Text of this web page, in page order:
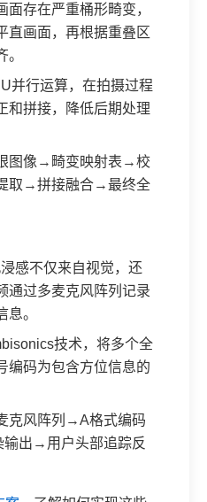
面存在严重桶形畸变，
直画面，再根据重叠区
并行运算，在拍摄过程
和拼接，降低后期处理
图像→畸变映射表→校
取→拼接融合→最终全
感不仅来自视觉，还
通过多麦克风阵列记录
息。
技术，将多个全
编码为包含方位信息的
克风阵列→A格式编码
出→用户头部追踪反